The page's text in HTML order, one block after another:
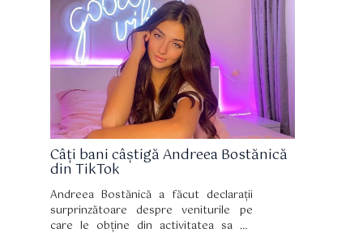
Câți bani câștigă Andreea Bostănică
din TikTok
Andreea Bostănică a făcut declarații
surprinzătoare despre veniturile pe
care le obține din activitatea sa pe